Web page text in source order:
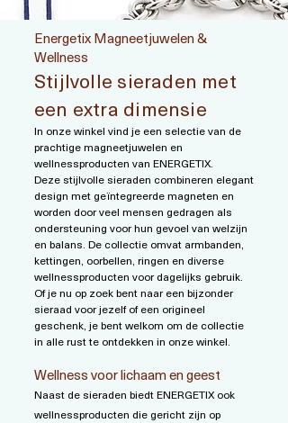
Energetix Magneetjuwelen &
Wellness
Stijlvolle sieraden met
een extra dimensie
In onze winkel vind je een selectie van de
prachtige magneetjuwelen en
wellnessproducten van ENERGETIX.
Deze stijlvolle sieraden combineren elegant
design met geïntegreerde magneten en
worden door veel mensen gedragen als
ondersteuning voor hun gevoel van welzijn
en balans. De collectie omvat armbanden,
kettingen, oorbellen, ringen en diverse
wellnessproducten voor dagelijks gebruik.
Of je nu op zoek bent naar een bijzonder
sieraad voor jezelf of een origineel
geschenk, je bent welkom om de collectie
in alle rust te ontdekken in onze winkel.
Wellness voor lichaam en geest
Naast de sieraden biedt ENERGETIX ook
wellnessproducten die gericht zijn op